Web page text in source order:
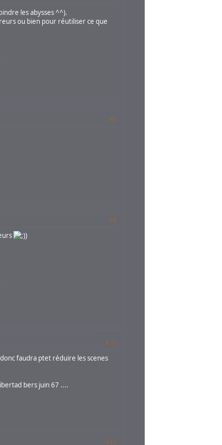
les abysses ^^).
ou bien pour réutiliser ce que
#8
#9
)
#10
faudra ptet réduire les scenes
bers juin 67 ....
#11